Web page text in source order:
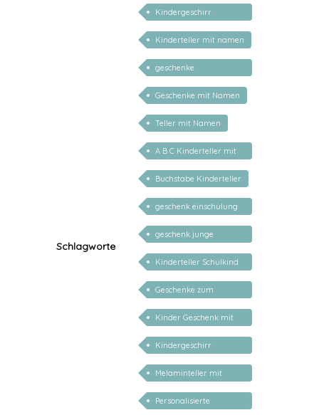
Schlagworte
Kindergeschirr
personalisiert
Kinderteller mit namen
geschenke
personalisiert kinder
Geschenke mit Namen
Teller mit Namen
A B C Kinderteller mit
Name
Buchstabe Kinderteller
geschenk einschulung
personalisiert
geschenk junge
mädchen
Kinderteller Schulkind
2026
Geschenke zum
Schulanfang
Kinder Geschenk mit
Namen
Kindergeschirr
personalisiert mit
Namen
Melaminteller mit
Namen
Personalisierte